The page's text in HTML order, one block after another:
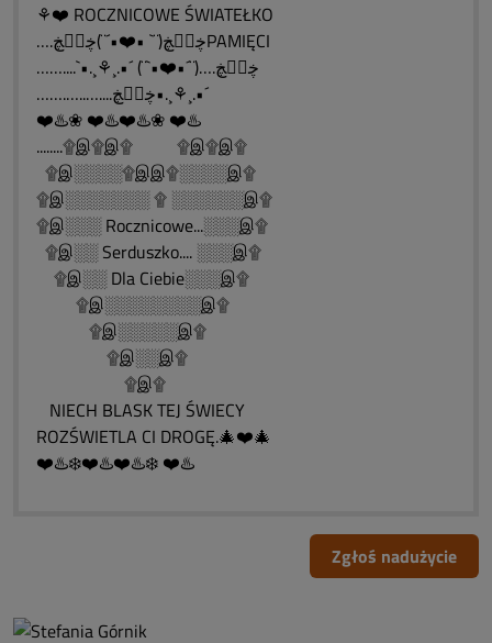
⚘❤️ ROCZNICOWE ŚWIATEŁKO
….ڿڰۣڿ(¨` •❤️•´¨)ڿڰۣڿPAMIĘCI
……....`•.¸⚘¸.•´ (¨`•❤️•´¨)….ڿڰۣڿ
…….…..…....ڿڰۣڿ•.¸⚘¸.•´
❤️♨️❀ ❤️♨️❤️♨️❀ ❤️♨️
........۩இ۩இ۩ ۩இ۩இ۩
۩இ░░░░۩இஇ۩░░░░இ۩
۩இ░░░░░░░ ۩ ░░░░░░இ۩
۩இ░░░ Rocznicowe...░░░இ۩
۩இ░░ Serduszko.... ░░░இ۩
۩இ░░ Dla Ciebie░░░இ۩
۩இ░░░░░░░░இ۩
۩இ░░░░░இ۩
۩இ░░இ۩
۩இ۩
NIECH BLASK TEJ ŚWIECY
ROZŚWIETLA CI DROGĘ.🎄❤️🎄
❤️♨️❄️❤️♨️❤️♨️❄️ ❤️♨️
Zgłoś nadużycie